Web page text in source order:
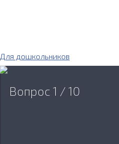
Для дошкольников
Вопрос 1 / 10